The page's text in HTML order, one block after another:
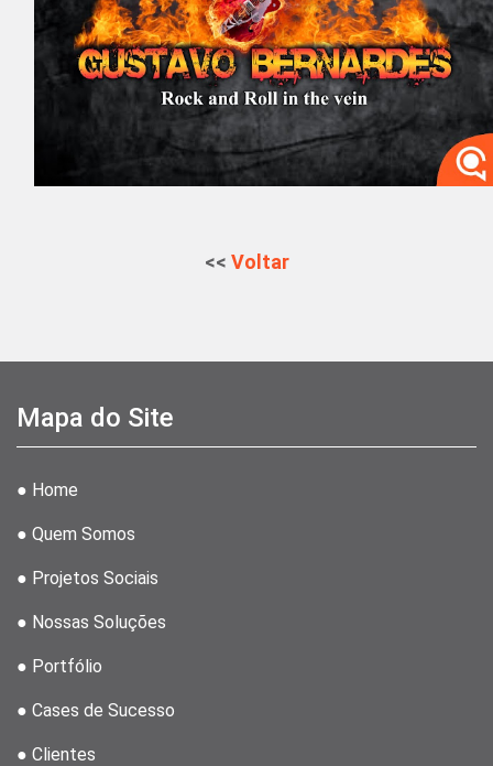
<< Voltar
Mapa do Site
● Home
● Quem Somos
● Projetos Sociais
● Nossas Soluções
● Portfólio
● Cases de Sucesso
● Clientes